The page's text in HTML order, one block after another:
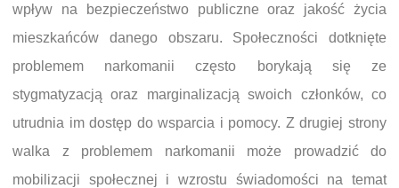
wpływ na bezpieczeństwo publiczne oraz jakość życia
mieszkańców danego obszaru. Społeczności dotknięte
problemem narkomanii często borykają się ze
stygmatyzacją oraz marginalizacją swoich członków, co
utrudnia im dostęp do wsparcia i pomocy. Z drugiej strony
walka z problemem narkomanii może prowadzić do
mobilizacji społecznej i wzrostu świadomości na temat